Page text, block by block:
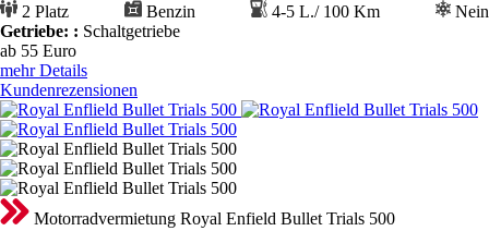
2 Platz Benzin 4-5 L./ 100 Km
Nein
Getriebe: : Schaltgetriebe
ab 55 Euro
mehr Details
Kundenrezensionen
Motorradvermietung Royal Enfield Bullet Trials 500